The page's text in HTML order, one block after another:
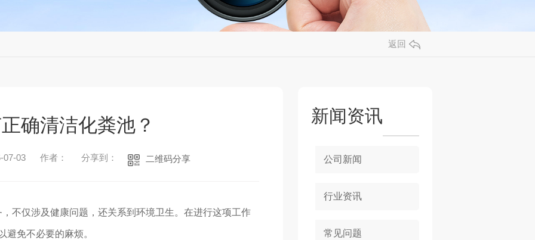
返回
确清洁化粪池？
07-03 作者： 分享到： 二维码分享
不仅涉及健康问题，还关系到环境卫生。在进行这项工作
避免不必要的麻烦。
新闻资讯
公司新闻
行业资讯
常见问题